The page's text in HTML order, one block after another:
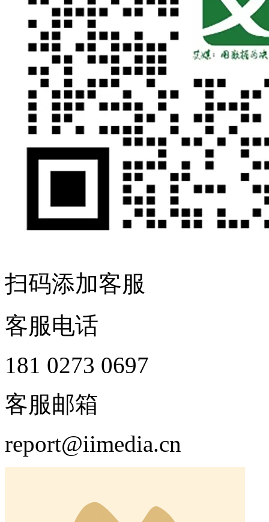
扫码添加客服
客服电话
181 0273 0697
客服邮箱
report@iimedia.cn